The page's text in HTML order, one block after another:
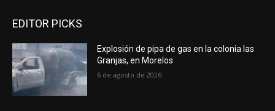
EDITOR PICKS
Explosión de pipa de gas en la colonia las
Granjas, en Morelos
6 de agosto de 2026